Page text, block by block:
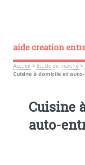
aide creation
Accueil > Etude de marché>
Cuisine à domicile et
Cuisine
auto-